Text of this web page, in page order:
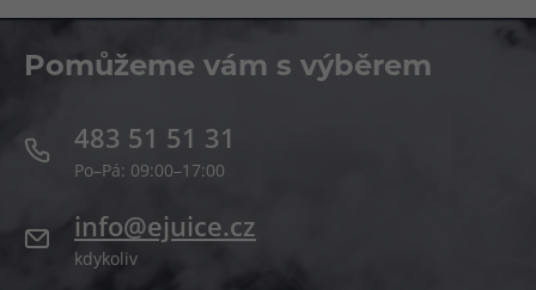
Pomůžeme vám s výběrem
483 51 51 31
Po–Pá: 09:00–17:00
info@ejuice.cz
kdykoliv